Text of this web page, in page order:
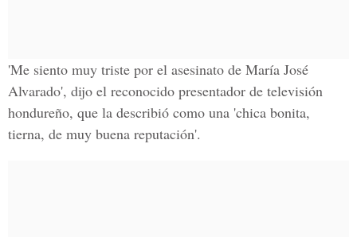
'Me siento muy triste por el asesinato de María José
Alvarado', dijo el reconocido presentador de televisión
hondureño, que la describió como una 'chica bonita,
tierna, de muy buena reputación'.